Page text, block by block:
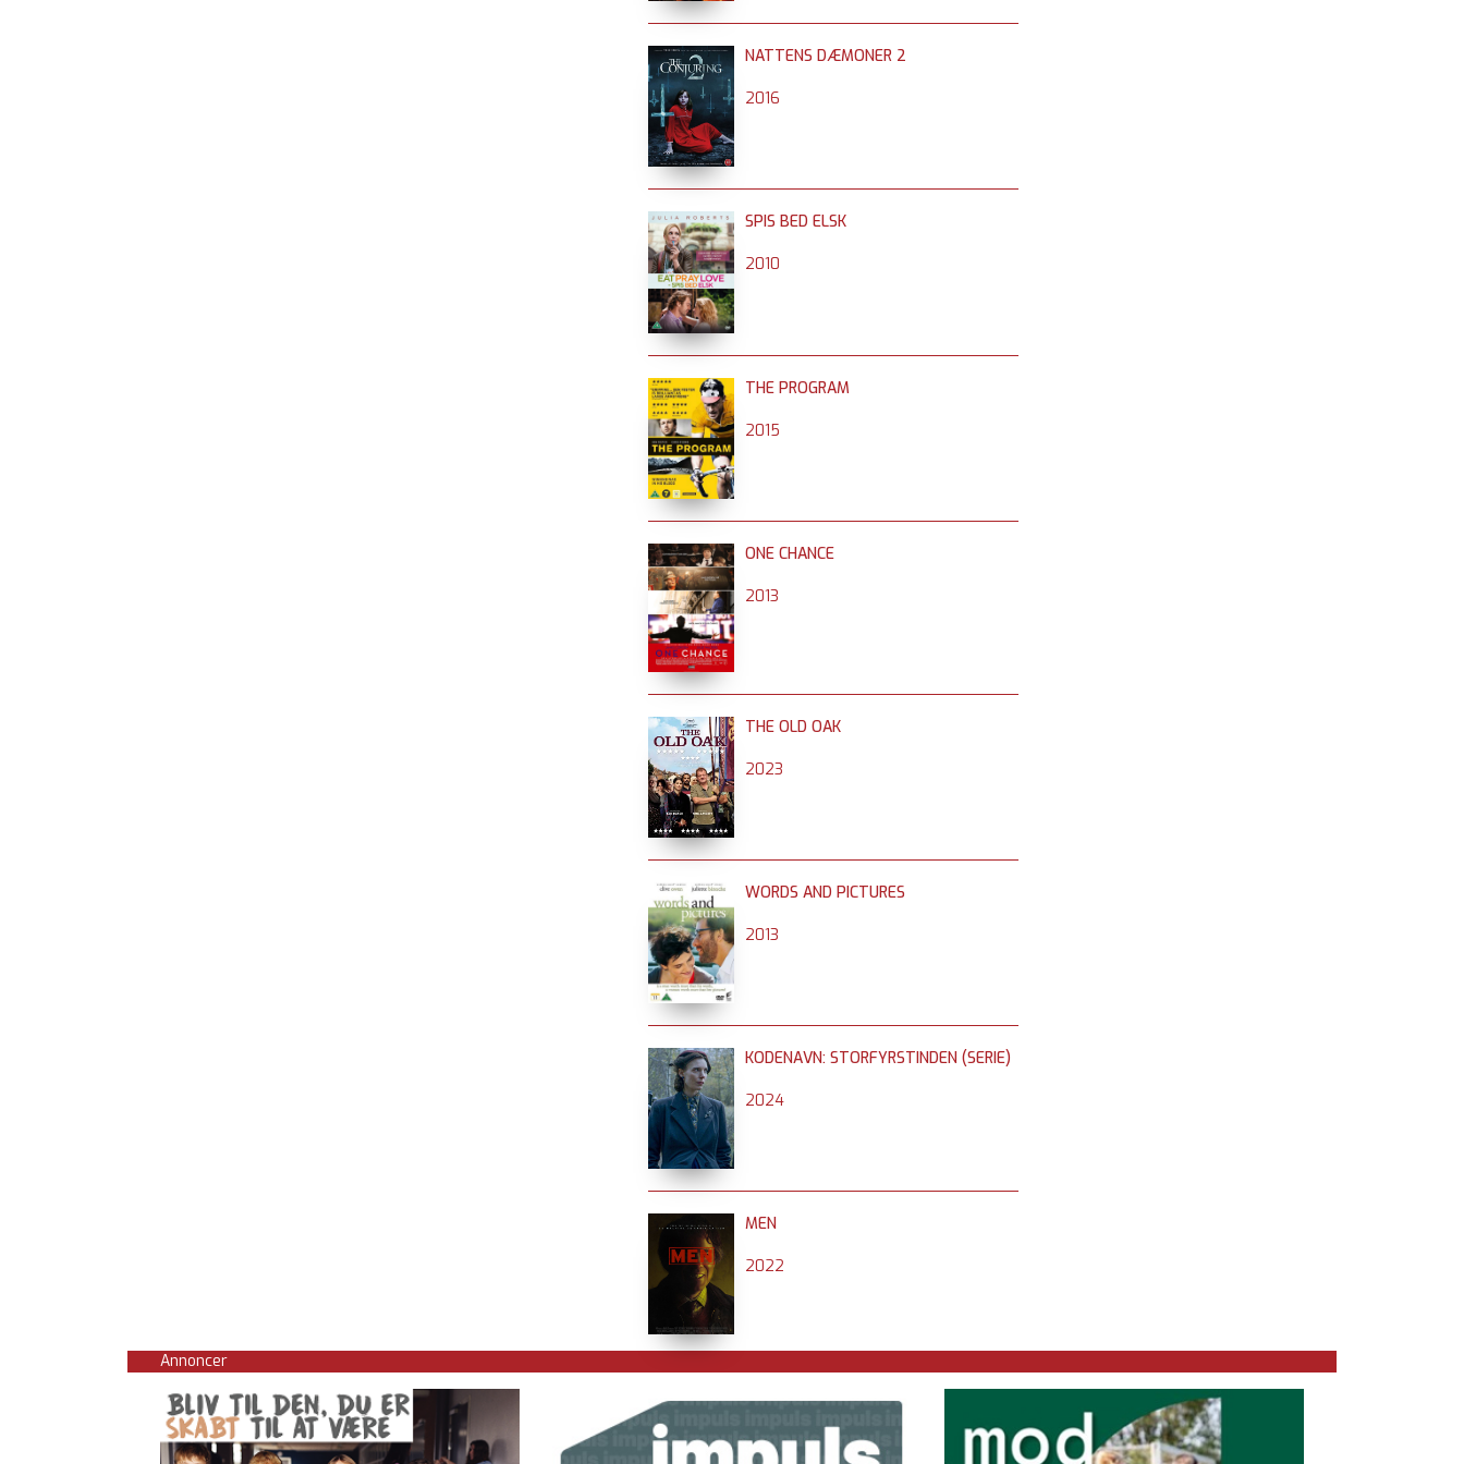
NATTENS DÆMONER 2
2016
SPIS BED ELSK
2010
THE PROGRAM
2015
ONE CHANCE
2013
THE OLD OAK
2023
WORDS AND PICTURES
2013
KODENAVN: STORFYRSTINDEN (SERIE)
2024
MEN
2022
Annoncer